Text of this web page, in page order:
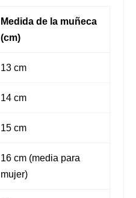
Medida de la muñeca
(cm)
13 cm
14 cm
15 cm
16 cm (media para
mujer)